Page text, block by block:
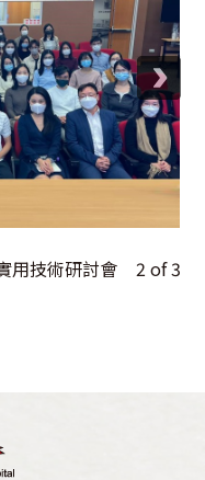
用技術研討會 2 of3